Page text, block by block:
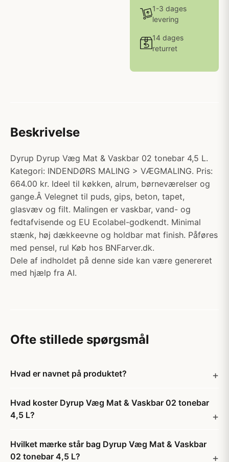
1-3 dages
levering
14 dages
returret
Beskrivelse
Dyrup Dyrup Væg Mat & Vaskbar 02 tonebar 4,5 L.
Kategori: INDENDØRS MALING > VÆGMALING. Pris:
664.00 kr. Ideel til køkken, alrum, børneværelser og
gange.Â Velegnet til puds, gips, beton, tapet,
glasvæv og filt. Malingen er vaskbar, vand- og
fedtafvisende og EU Ecolabel-godkendt. Minimal
stænk, høj dækkeevne og holdbar mat finish. Påføres
med pensel, rul Køb hos BNFarver.dk.
Dele af indholdet på denne side kan være genereret
med hjælp fra AI.
Ofte stillede spørgsmål
Hvad er navnet på produktet?
Hvad koster Dyrup Væg Mat & Vaskbar 02 tonebar
4,5 L?
Hvilket mærke står bag Dyrup Væg Mat & Vaskbar
02 tonebar 4,5 L?